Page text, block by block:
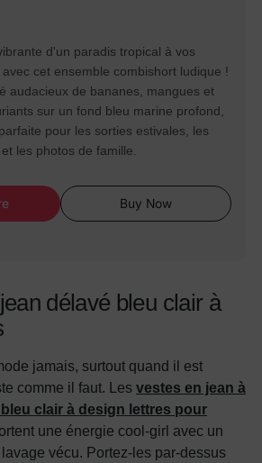
d'un paradis tropical à vos
cet ensemble combishort ludique !
audacieux de bananes, mangues et
sur un fond bleu marine profond,
pour les sorties estivales, les
les photos de famille.
Buy Now
délavé bleu clair à
jamais, surtout quand il est
comme il faut. Les vestes en jean à
clair à design lettres pour
une énergie cool-girl avec un
vécu. Portez-les par-dessus